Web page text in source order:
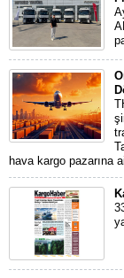
hava kargo pazarına